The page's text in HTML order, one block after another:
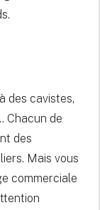
à des cavistes,
Chacun de
des
Mais vous
commerciale